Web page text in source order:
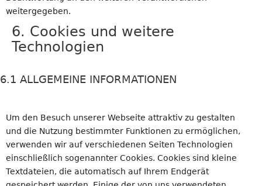
weitergegeben.
6. Cookies und weitere
Technologien
6.1 ALLGEMEINE INFORMATIONEN
Um den Besuch unserer Webseite attraktiv zu gestalten
und die Nutzung bestimmter Funktionen zu ermöglichen,
verwenden wir auf verschiedenen Seiten Technologien
einschließlich sogenannter Cookies. Cookies sind kleine
Textdateien, die automatisch auf Ihrem Endgerät